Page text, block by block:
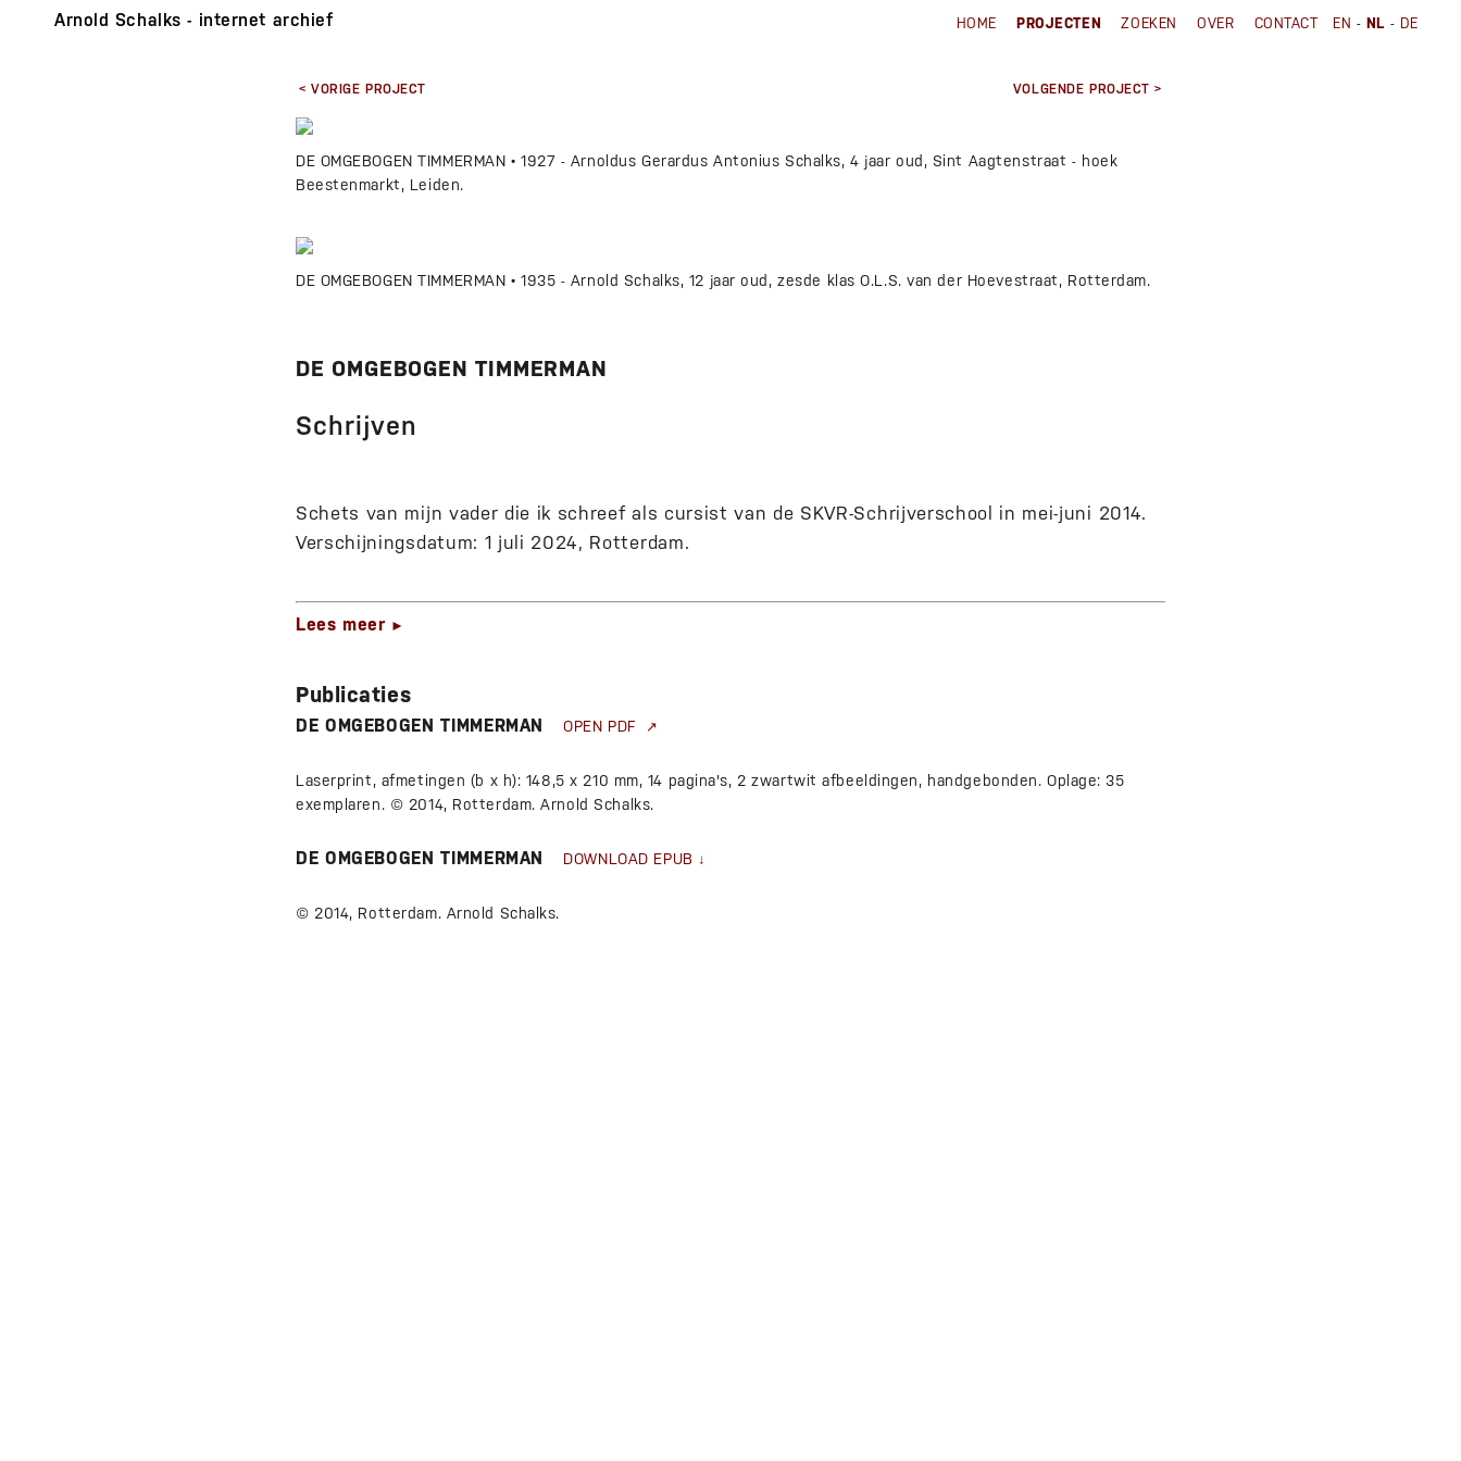
Arnold Schalks - internet archief HOME PROJECTEN ZOEKEN OVER CONTACT EN - NL - DE
< VORIGE PROJECT VOLGENDE PROJECT >
DE OMGEBOGEN TIMMERMAN • 1927 - Arnoldus Gerardus Antonius Schalks, 4 jaar oud, Sint Aagtenstraat - hoek
Beestenmarkt, Leiden.
DE OMGEBOGEN TIMMERMAN • 1935 - Arnold Schalks, 12 jaar oud, zesde klas O.L.S. van der Hoevestraat, Rotterdam.
DE OMGEBOGEN TIMMERMAN
Schrijven
Schets van mijn vader die ik schreef als cursist van de SKVR-Schrijverschool in mei-juni 2014.
Verschijningsdatum: 1 juli 2024, Rotterdam.
Lees meer ►
Publicaties
DE OMGEBOGEN TIMMERMAN OPEN PDF
Laserprint, afmetingen (b x h): 148,5 x 210 mm, 14 pagina's, 2 zwartwit afbeeldingen, handgebonden. Oplage: 35
exemplaren. © 2014, Rotterdam. Arnold Schalks.
DE OMGEBOGEN TIMMERMAN DOWNLOAD EPUB
© 2014, Rotterdam. Arnold Schalks.